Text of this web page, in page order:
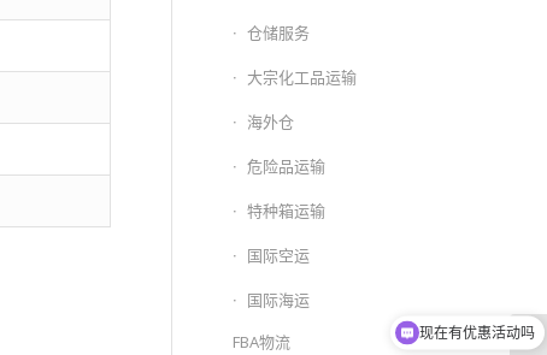
仓储服务
大宗化工品运输
海外仓
危险品运输
特种箱运输
国际空运
国际海运
FBA物流
现在有优惠活动吗